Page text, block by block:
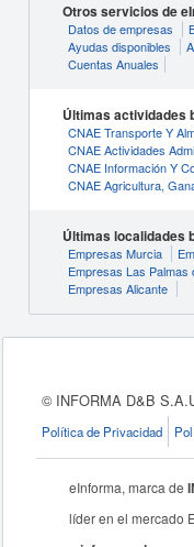
Otros servicios de
Datos de empresas
Ayudas disponibles
Cuentas Anuales
Últimas actividades
CNAE Transporte Y
CNAE Actividades
CNAE Información Y
CNAE Agricultura,
Últimas localidades
Empresas Murcia
Empresas Las Palmas
Empresas Alicante
© INFORMA D&B
Política de Privacidad
eInforma, marca de
líder en el mercado